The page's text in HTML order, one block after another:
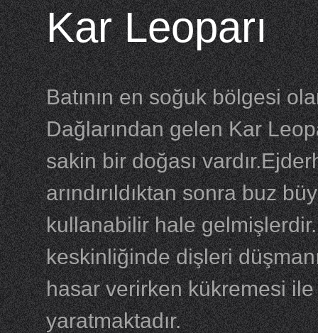
Kar Leoparı
Batının en soğuk bölgesi
Dağlarından gelen Kar
sakin bir doğası
arındırıldıktan sonra buz
kullanabilir hale
keskinliğinde dişleri
hasar verirken kükremesi
yaratmaktadır.